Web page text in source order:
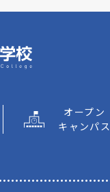
オープン
キャンパス